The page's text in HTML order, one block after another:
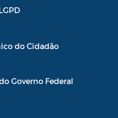
à COVID-19
SETUR
de Contrato
COVID-19
PROGE
do Cidadão
Governo Federal